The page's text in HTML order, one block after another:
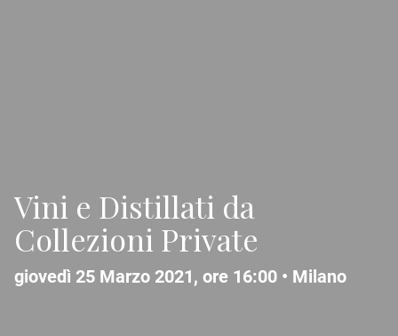
Vini e Distillati da
Collezioni Private
giovedì 25 Marzo 2021, ore 16:00 • Milano